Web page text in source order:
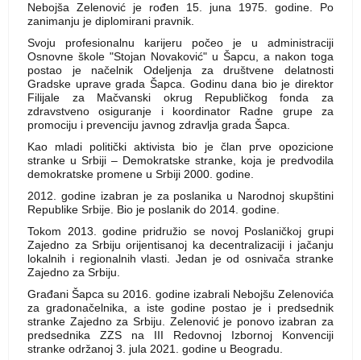
Nebojša Zelenović je rođen 15. juna 1975. godine. Po
zanimanju je diplomirani pravnik.
Svoju profesionalnu karijeru počeo je u administraciji
Osnovne škole "Stojan Novaković" u Šapcu, a nakon toga
postao je načelnik Odeljenja za društvene delatnosti
Gradske uprave grada Šapca. Godinu dana bio je direktor
Filijale za Mačvanski okrug Republičkog fonda za
zdravstveno osiguranje i koordinator Radne grupe za
promociju i prevenciju javnog zdravlja grada Šapca.
Kao mladi politički aktivista bio je član prve opozicione
stranke u Srbiji – Demokratske stranke, koja je predvodila
demokratske promene u Srbiji 2000. godine.
2012. godine izabran je za poslanika u Narodnoj skupštini
Republike Srbije. Bio je poslanik do 2014. godine.
Tokom 2013. godine pridružio se novoj Poslaničkoj grupi
Zajedno za Srbiju orijentisanoj ka decentralizaciji i jačanju
lokalnih i regionalnih vlasti. Jedan je od osnivača stranke
Zajedno za Srbiju.
Građani Šapca su 2016. godine izabrali Nebojšu Zelenovića
za gradonačelnika, a iste godine postao je i predsednik
stranke Zajedno za Srbiju. Zelenović je ponovo izabran za
predsednika ZZS na III Redovnoj Izbornoj Konvenciji
stranke održanoj 3. jula 2021. godine u Beogradu.